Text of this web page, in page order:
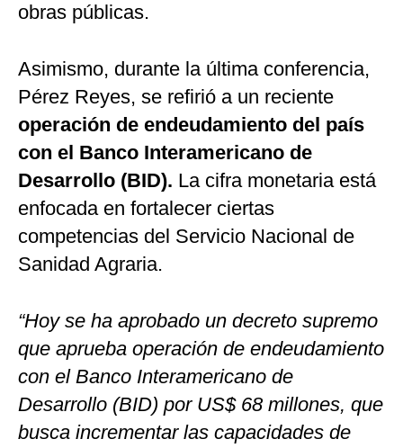
obras públicas.
Asimismo, durante la última conferencia,
Pérez Reyes, se refirió a un reciente
operación de endeudamiento del país
con el Banco Interamericano de
Desarrollo (BID). La cifra monetaria está
enfocada en fortalecer ciertas
competencias del Servicio Nacional de
Sanidad Agraria.
“Hoy se ha aprobado un decreto supremo
que aprueba operación de endeudamiento
con el Banco Interamericano de
Desarrollo (BID) por US$ 68 millones, que
busca incrementar las capacidades de